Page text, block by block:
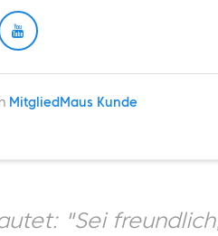
MitgliedMaus Kunde
"Sei